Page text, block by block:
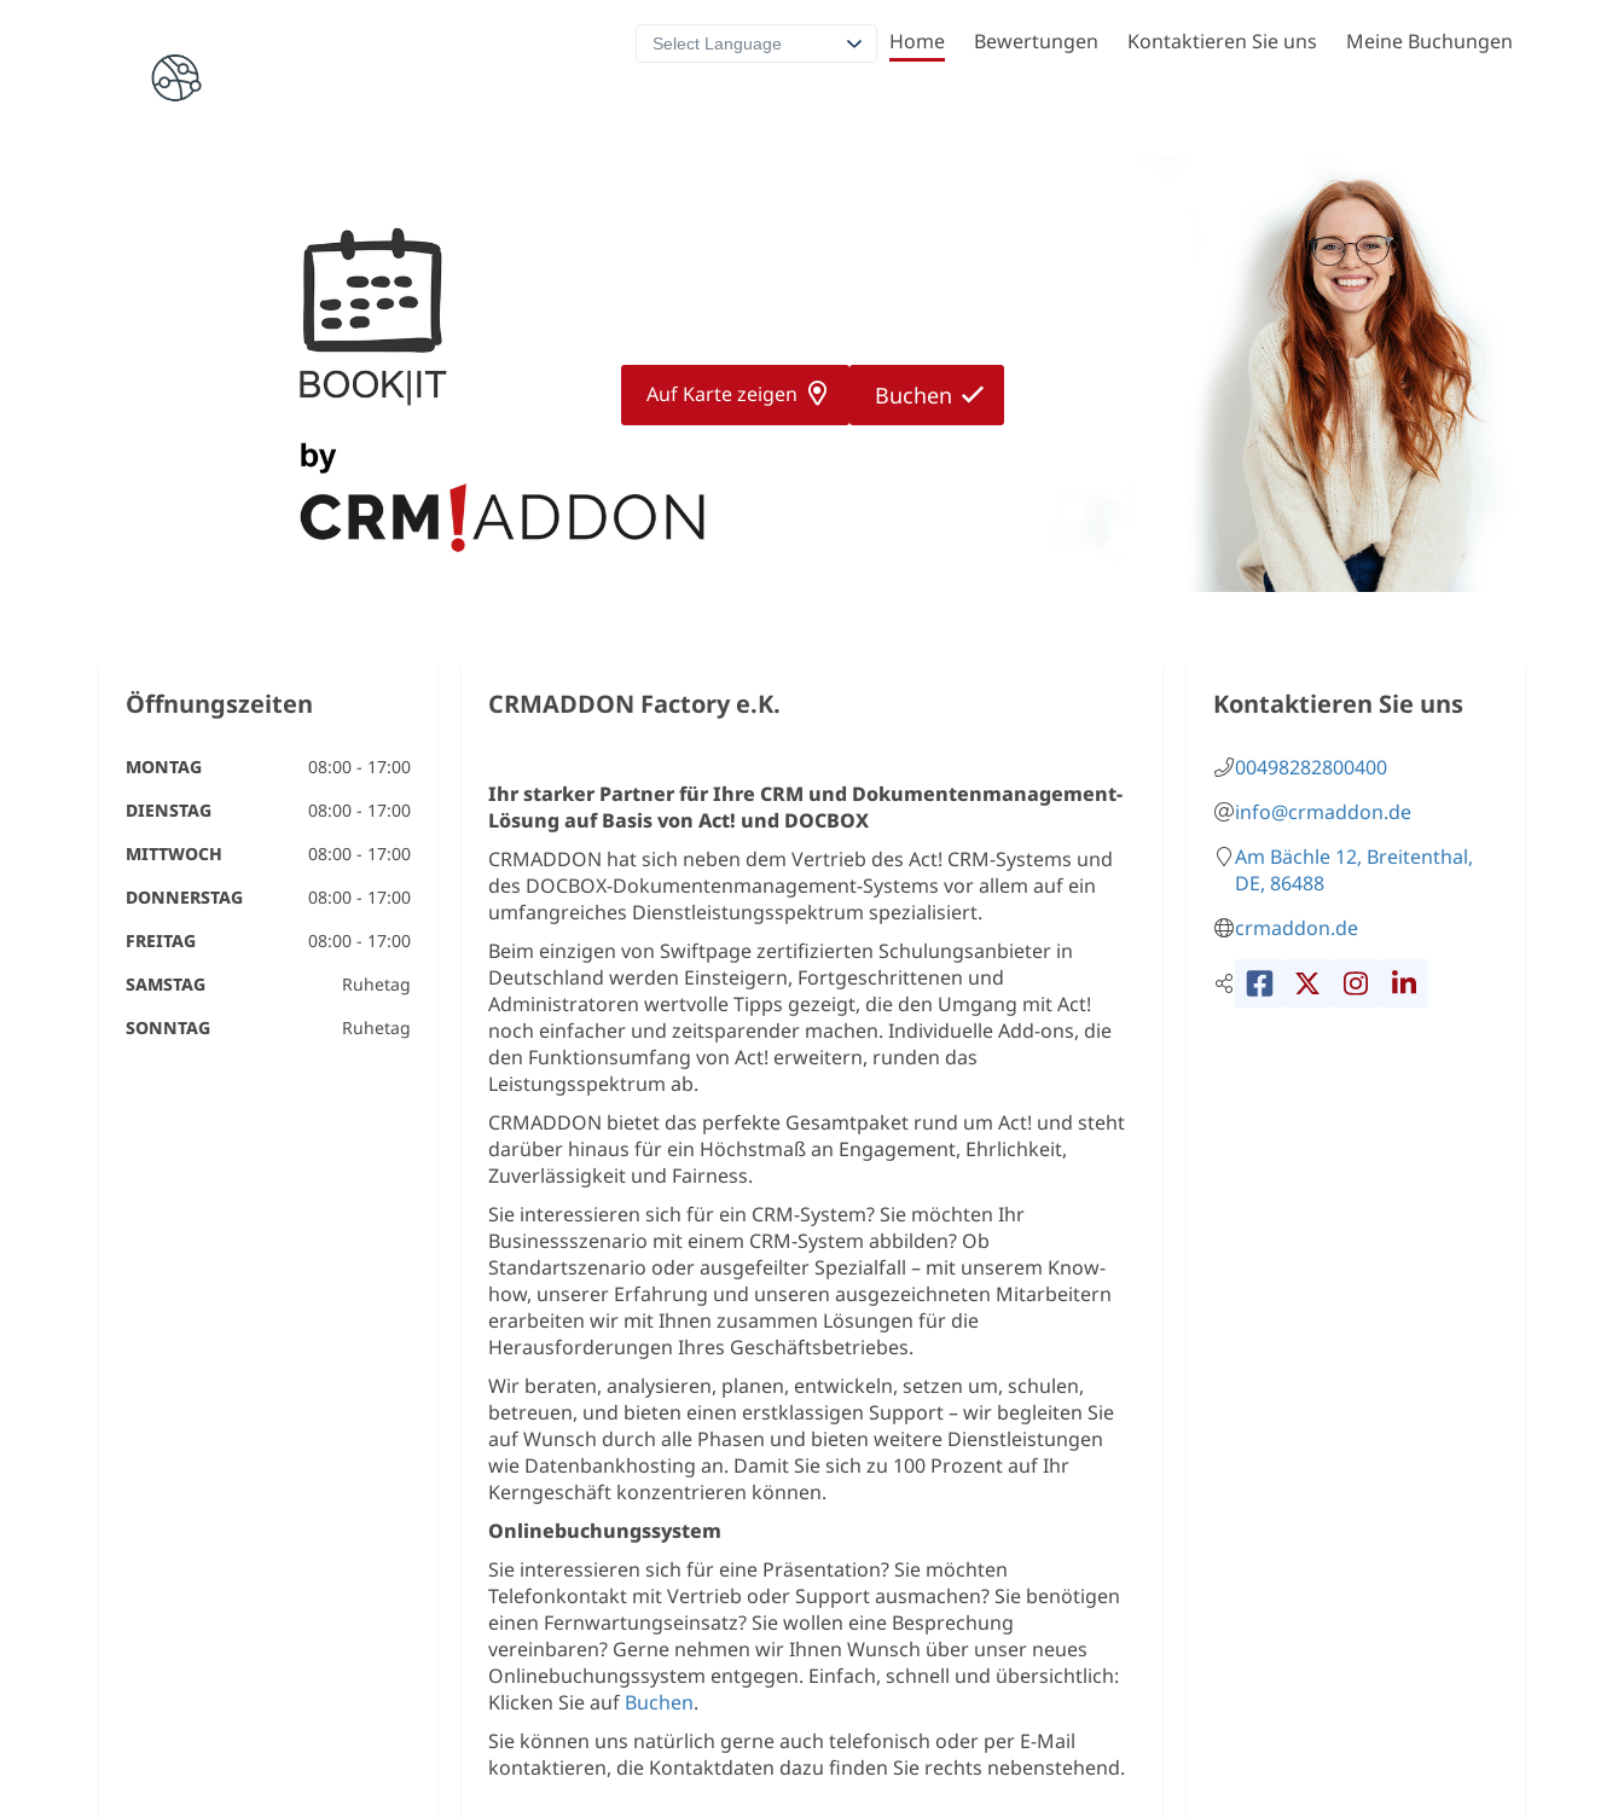
Select Language Home Bewertungen Kontaktieren Sie uns Meine Buchungen
Auf Karte zeigen Buchen
Öffnungszeiten
MONTAG
08:00 - 17:00
DIENSTAG
08:00 - 17:00
MITTWOCH
08:00 - 17:00
DONNERSTAG
08:00 - 17:00
FREITAG
08:00 - 17:00
SAMSTAG
Ruhetag
SONNTAG
Ruhetag
CRMADDON Factory e.K.
Ihr starker Partner für Ihre CRM und Dokumentenmanagement-
Lösung auf Basis von Act! und DOCBOX
CRMADDON hat sich neben dem Vertrieb des Act! CRM-Systems und
des DOCBOX-Dokumentenmanagement-Systems vor allem auf ein
umfangreiches Dienstleistungsspektrum spezialisiert.
Beim einzigen von Swiftpage zertifizierten Schulungsanbieter in
Deutschland werden Einsteigern, Fortgeschrittenen und
Administratoren wertvolle Tipps gezeigt, die den Umgang mit Act!
noch einfacher und zeitsparender machen. Individuelle Add-ons, die
den Funktionsumfang von Act! erweitern, runden das
Leistungsspektrum ab.
CRMADDON bietet das perfekte Gesamtpaket rund um Act! und steht
darüber hinaus für ein Höchstmaß an Engagement, Ehrlichkeit,
Zuverlässigkeit und Fairness.
Sie interessieren sich für ein CRM-System? Sie möchten Ihr
Businessszenario mit einem CRM-System abbilden? Ob
Standartszenario oder ausgefeilter Spezialfall – mit unserem Know-
how, unserer Erfahrung und unseren ausgezeichneten Mitarbeitern
erarbeiten wir mit Ihnen zusammen Lösungen für die
Herausforderungen Ihres Geschäftsbetriebes.
Wir beraten, analysieren, planen, entwickeln, setzen um, schulen,
betreuen, und bieten einen erstklassigen Support – wir begleiten Sie
auf Wunsch durch alle Phasen und bieten weitere Dienstleistungen
wie Datenbankhosting an. Damit Sie sich zu 100 Prozent auf Ihr
Kerngeschäft konzentrieren können.
Onlinebuchungssystem
Sie interessieren sich für eine Präsentation? Sie möchten
Telefonkontakt mit Vertrieb oder Support ausmachen? Sie benötigen
einen Fernwartungseinsatz? Sie wollen eine Besprechung
vereinbaren? Gerne nehmen wir Ihnen Wunsch über unser neues
Onlinebuchungssystem entgegen. Einfach, schnell und übersichtlich:
Klicken Sie auf Buchen.
Sie können uns natürlich gerne auch telefonisch oder per E-Mail
kontaktieren, die Kontaktdaten dazu finden Sie rechts nebenstehend.
Kontaktieren Sie uns
00498282800400
info@crmaddon.de
Am Bächle 12, Breitenthal,
DE, 86488
crmaddon.de